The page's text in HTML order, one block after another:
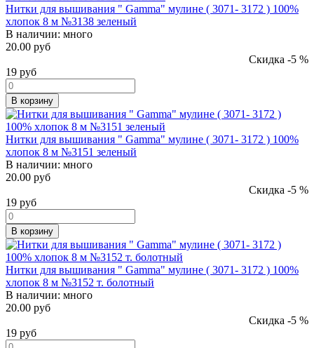
Нитки для вышивания " Gamma" мулине ( 3071- 3172 ) 100%
хлопок 8 м №3138 зеленый
В наличии: много
20.00 руб
Скидка -5 %
19 руб
В корзину
Нитки для вышивания " Gamma" мулине ( 3071- 3172 ) 100%
хлопок 8 м №3151 зеленый
В наличии: много
20.00 руб
Скидка -5 %
19 руб
В корзину
Нитки для вышивания " Gamma" мулине ( 3071- 3172 ) 100%
хлопок 8 м №3152 т. болотный
В наличии: много
20.00 руб
Скидка -5 %
19 руб